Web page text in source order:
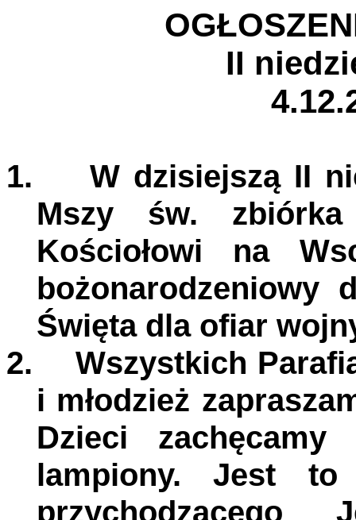
II
1.
W dzisiejszą II
Mszy św.
Kościołowi na
bożonarodzeniowy
Święta dla ofiar
2.
Wszystkich
i młodzież
Dzieci
lampiony. Jest to
przychodzącego